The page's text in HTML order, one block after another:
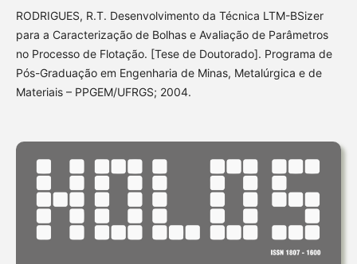
RODRIGUES, R.T. Desenvolvimento da Técnica LTM-BSizer
para a Caracterização de Bolhas e Avaliação de Parâmetros
no Processo de Flotação. [Tese de Doutorado]. Programa de
Pós-Graduação em Engenharia de Minas, Metalúrgica e de
Materiais – PPGEM/UFRGS; 2004.